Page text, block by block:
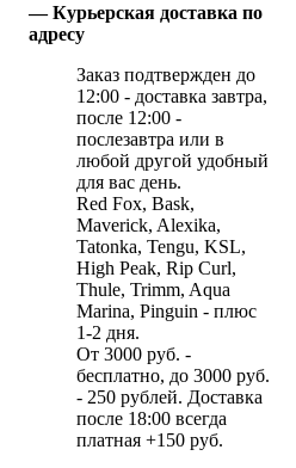
— Курьерская доставка по
адресу
Заказ подтвержден до
12:00 - доставка завтра,
после 12:00 -
послезавтра или в
любой другой удобный
для вас день.
Red Fox, Bask,
Maverick, Alexika,
Tatonka, Tengu, KSL,
High Peak, Rip Curl,
Thule, Trimm, Aqua
Marina, Pinguin - плюс
1-2 дня.
От 3000 руб. -
бесплатно, до 3000 руб.
- 250 рублей. Доставка
после 18:00 всегда
платная +150 руб.